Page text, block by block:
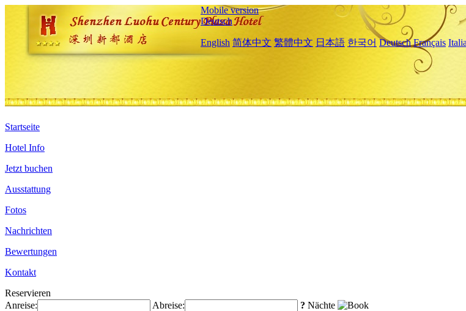
Mobile version
Deutsch
English 简体中文 繁體中文 日本語 한국어 Deutsch Français
Startseite
Hotel Info
Jetzt buchen
Ausstattung
Fotos
Nachrichten
Bewertungen
Kontakt
Reservieren
Anreise:
Abreise: ? Nächte